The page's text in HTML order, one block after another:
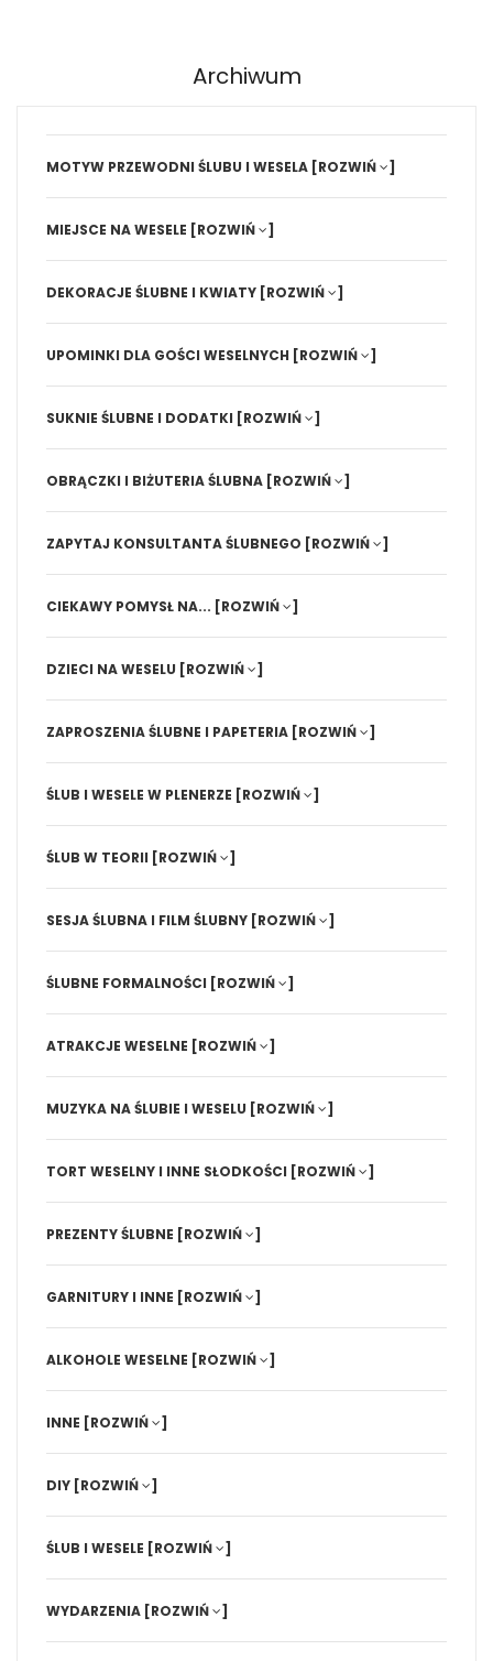
Archiwum
MOTYW PRZEWODNI ŚLUBU I WESELA [ROZWIŃ ]
MIEJSCE NA WESELE [ROZWIŃ ]
DEKORACJE ŚLUBNE I KWIATY [ROZWIŃ ]
UPOMINKI DLA GOŚCI WESELNYCH [ROZWIŃ ]
SUKNIE ŚLUBNE I DODATKI [ROZWIŃ ]
OBRĄCZKI I BIŻUTERIA ŚLUBNA [ROZWIŃ ]
ZAPYTAJ KONSULTANTA ŚLUBNEGO [ROZWIŃ ]
CIEKAWY POMYSŁ NA... [ROZWIŃ ]
DZIECI NA WESELU [ROZWIŃ ]
ZAPROSZENIA ŚLUBNE I PAPETERIA [ROZWIŃ ]
ŚLUB I WESELE W PLENERZE [ROZWIŃ ]
ŚLUB W TEORII [ROZWIŃ ]
SESJA ŚLUBNA I FILM ŚLUBNY [ROZWIŃ ]
ŚLUBNE FORMALNOŚCI [ROZWIŃ ]
ATRAKCJE WESELNE [ROZWIŃ ]
MUZYKA NA ŚLUBIE I WESELU [ROZWIŃ ]
TORT WESELNY I INNE SŁODKOŚCI [ROZWIŃ ]
PREZENTY ŚLUBNE [ROZWIŃ ]
GARNITURY I INNE [ROZWIŃ ]
ALKOHOLE WESELNE [ROZWIŃ ]
INNE [ROZWIŃ ]
DIY [ROZWIŃ ]
ŚLUB I WESELE [ROZWIŃ ]
WYDARZENIA [ROZWIŃ ]